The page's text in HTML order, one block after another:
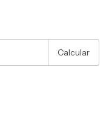
Calcular